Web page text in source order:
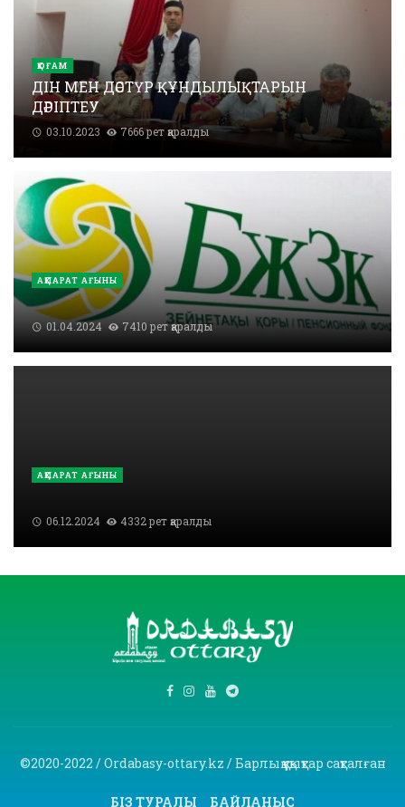
ҚОҒАМ
ДІН МЕН ДӘСТҮР ҚҰНДЫЛЫҚТАРЫН
ДӘРІПТЕУ
03.10.2023 7666 рет қаралды
АҚПАРАТ АҒЫНЫ
01.04.2024 7410 рет қаралды
АҚПАРАТ АҒЫНЫ
06.12.2024 4332 рет қаралды
©2020-2022 / Ordabasy-ottary.kz / Барлық құқықтар сақталған
БІЗ ТУРАЛЫ БАЙЛАНЫС